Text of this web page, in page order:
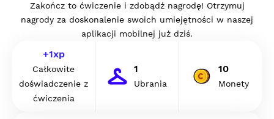
Zakończ to ćwiczenie i zdobądź nagrodę! Otrzymuj
nagrody za doskonalenie swoich umiejętności w naszej
aplikacji mobilnej już dziś.
+1xp
Całkowite
doświadczenie z
ćwiczenia
1
Ubrania
10
Monety